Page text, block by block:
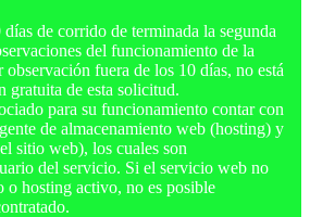
de corrido de terminada la segunda
del funcionamiento de la
fuera de los 10 días, no está
gratuita de esta solicitud.
para su funcionamiento contar con
de almacenamiento web (hosting) y
sitio web), los cuales son
del servicio. Si el servicio web no
o hosting activo, no es posible